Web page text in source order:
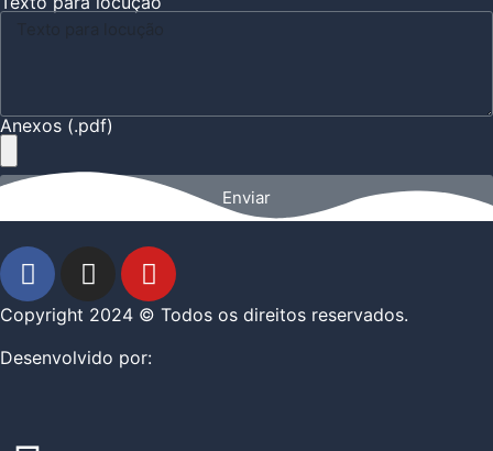
Anexos (.pdf)
Enviar
Copyright 2024 © Todos os direitos reservados.
Desenvolvido por: